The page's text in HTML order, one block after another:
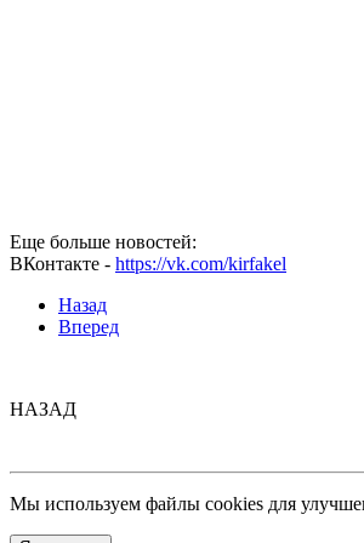
Еще больше новостей:
ВКонтакте - https://vk.com/kirfakel
Назад
Вперед
НАЗАД
Мы используем файлы cookies для